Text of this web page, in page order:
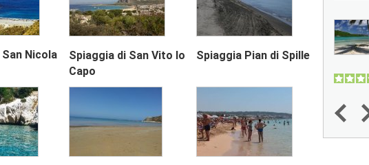
Nicola
Spiaggia di San Vito lo
Capo
Spiaggia Pian di Spille
versante orientale dell'isoletta di...
Macaroni Beach di Mustique
versante nord orientale dell'isoletta...
1 2 3